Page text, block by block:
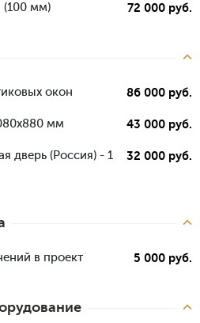
(100 мм) 72 000 руб.
окон 86 000 руб.
мм 43 000 руб.
дверь (Россия) - 1
32 000 руб.
в проект 5 000 руб.